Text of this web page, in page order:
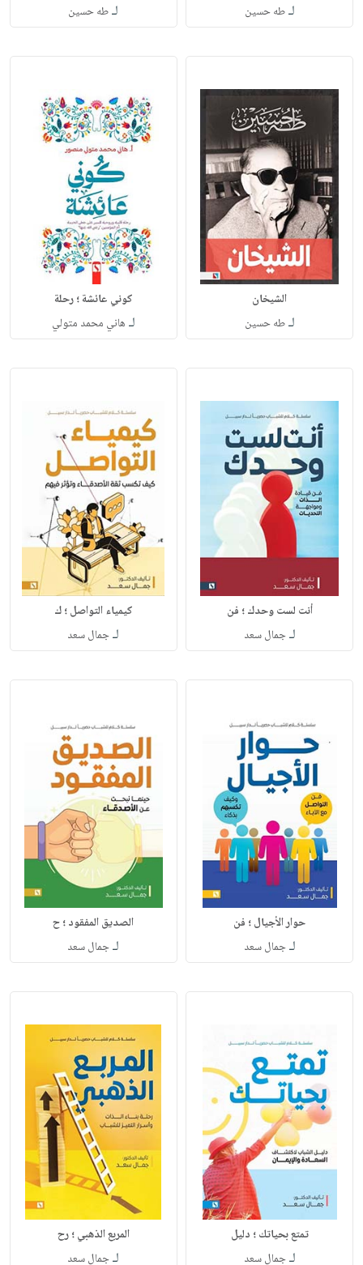
لـطه حسين لـطه حسين
الشيخان
لـطه حسين
كوني عائشة ؛ رحلة
لـ هاني محمد متولي
أنت لست وحدك ؛ فن
لـجمال سعد
كيمياء التواصل ؛ ك
لـجمال سعد
حوار الأجيال ؛ فن
لـجمال سعد
الصديق المفقود ؛ ح
لـجمال سعد
تمتع بحياتك ؛ دليل
لـجمال سعد
المربع الذهبي ؛ رح
لـجمال سعد